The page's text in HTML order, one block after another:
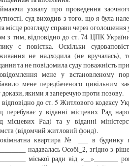
ухвалу про проведення
суд виходив з того, що я була
місце розгляду справи через оголошення
з тим, відповідно до ст. 74 ЦПК
є повістка. Оскільки
не надходила (не вручалась),
та не повідомила суду поважність
мене у встановленому
мене передбаченого цивільним
докази, якими я заперечую проти позову.
відповідно до ст. 5 Житлового кодексу
перебуває у віданні місцевих Рад
місцевих Рад) та у віданні
(відомчий житловий фонд).
квартира № ___ в будинку
надавалась Особі_2, згідно з
міської ради від